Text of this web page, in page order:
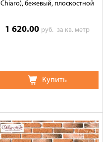
Chiaro), бежевый, плоскостной
1 620.00 руб.за кв. метр
Купить